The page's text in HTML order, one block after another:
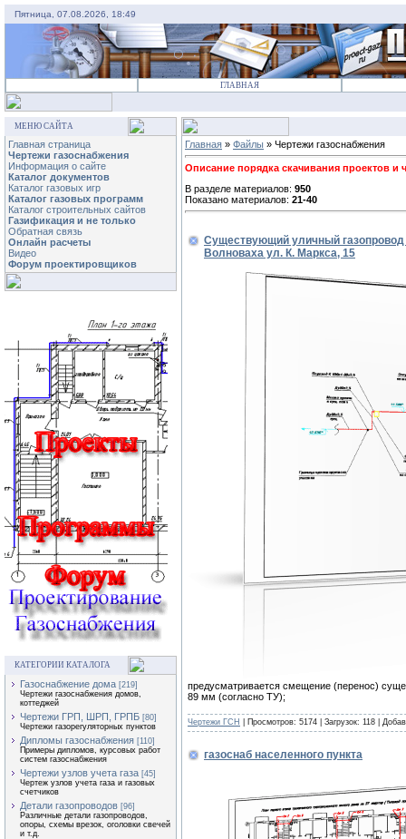
Пятница, 07.08.2026, 18:49
ГЛАВНАЯ
МЕНЮ САЙТА
Главная страница
Чертежи газоснабжения
Информация о сайте
Каталог документов
Каталог газовых игр
Каталог газовых программ
Каталог строительных сайтов
Газификация и не только
Обратная связь
Онлайн расчеты
Видео
Форум проектировщиков
КАТЕГОРИИ КАТАЛОГА
Газоснабжение дома [219]
Чертежи газоснабжения домов,
коттеджей
Чертежи ГРП, ШРП, ГРПБ [80]
Чертежи газорегуляторных пунктов
Дипломы газоснабжения [110]
Примеры дипломов, курсовых работ
систем газоснабжения
Чертежи узлов учета газа [45]
Чертеж узлов учета газа и газовых
счетчиков
Детали газопроводов [96]
Различные детали газопроводов,
опоры, схемы врезок, оголовки свечей
и т.д.
Главная » Файлы » Чертежи газоснабжения
Описание порядка скачивания проектов и
В разделе материалов: 950
Показано материалов: 21-40
Существующий уличный газопровод
Волноваха ул. К. Маркса, 15
предусматривается смещение (перенос)
89 мм (согласно ТУ);
Чертежи ГСН | Просмотров: 5174 | Загрузок: 118 |
газоснаб населенного пункта